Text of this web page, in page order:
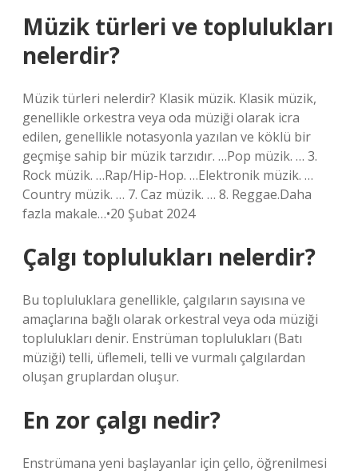
Müzik türleri ve toplulukları
nelerdir?
Müzik türleri nelerdir? Klasik müzik. Klasik müzik,
genellikle orkestra veya oda müziği olarak icra
edilen, genellikle notasyonla yazılan ve köklü bir
geçmişe sahip bir müzik tarzıdır. …Pop müzik. … 3.
Rock müzik. …Rap/Hip-Hop. …Elektronik müzik. …
Country müzik. … 7. Caz müzik. … 8. Reggae.Daha
fazla makale…•20 Şubat 2024
Çalgı toplulukları nelerdir?
Bu topluluklara genellikle, çalgıların sayısına ve
amaçlarına bağlı olarak orkestral veya oda müziği
toplulukları denir. Enstrüman toplulukları (Batı
müziği) telli, üflemeli, telli ve vurmalı çalgılardan
oluşan gruplardan oluşur.
En zor çalgı nedir?
Enstrümana yeni başlayanlar için çello, öğrenilmesi